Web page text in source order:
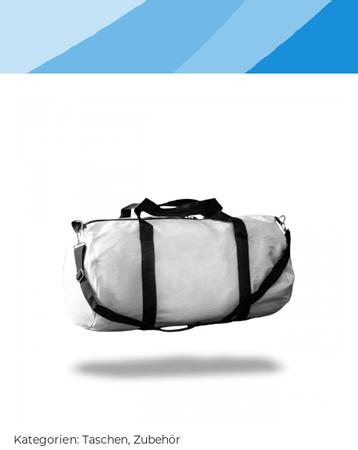
Kategorien: Taschen,Zubehör